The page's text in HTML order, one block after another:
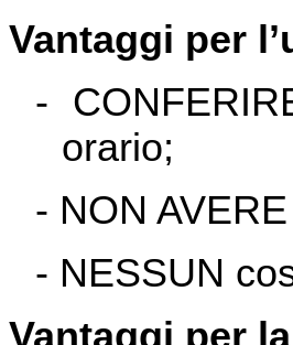
Vantaggi per
-
orario;
- NON
- NESSUN
Vantaggi per